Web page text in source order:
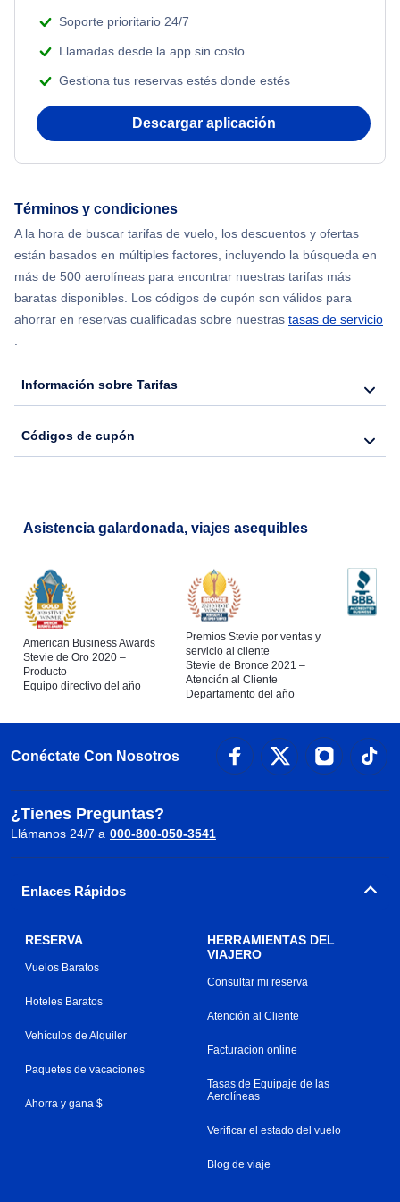
Flights from Nueva York to Tel Aviv
Flights from Nueva York to Atenas
Flights from Shanghai to Nueva York
Flights from Delhi to Nueva York
Flights from Chicago to Delhi
Flights from Nueva York to Seúl
Flights from Nueva York to Barcelona
Beach Vacations
Soporte prioritario 24/7
Llamadas desde la app sin costo
Gestiona tus reservas estés donde estés
Descargar aplicación
Términos y condiciones
A la hora de buscar tarifas de vuelo, los descuentos y ofertas
están basados en múltiples factores, incluyendo la búsqueda en
más de 500 aerolíneas para encontrar nuestras tarifas más
baratas disponibles. Los códigos de cupón son válidos para
ahorrar en reservas cualificadas sobre nuestras tasas de servicio
.
Información sobre Tarifas
Códigos de cupón
Asistencia galardonada, viajes asequibles
American Business Awards
Stevie de Oro 2020 –
Producto
Equipo directivo del año
Premios Stevie por ventas y
servicio al cliente
Stevie de Bronce 2021 –
Atención al Cliente
Departamento del año
Conéctate Con Nosotros
¿Tienes Preguntas?
Llámanos 24/7 a 000-800-050-3541
Enlaces Rápidos
RESERVA
Vuelos Baratos
Hoteles Baratos
Vehículos de Alquiler
Paquetes de vacaciones
Ahorra y gana $
HERRAMIENTAS DEL
VIAJERO
Consultar mi reserva
Atención al Cliente
Facturacion online
Tasas de Equipaje de las
Aerolíneas
Verificar el estado del vuelo
Blog de viaje